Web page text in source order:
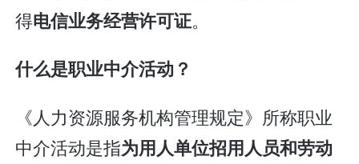
得电信业务经营许可证。
什么是职业中介活动？
《人力资源服务机构管理规定》所称职业
中介活动是指为用人单位招用人员和劳动